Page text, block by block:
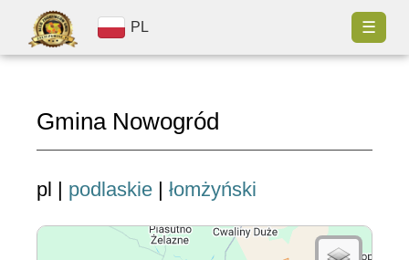
PL ☰
Gmina Nowogród
pl | podlaskie | łomżyński